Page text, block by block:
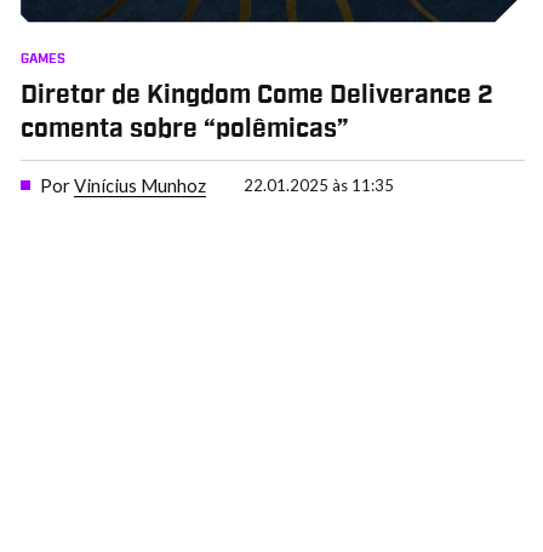
GAMES
Diretor de Kingdom Come Deliverance 2
comenta sobre “polêmicas”
PorVinícius Munhoz 22.01.2025 às 11:35